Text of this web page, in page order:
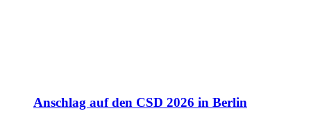
Anschlag auf den CSD 2026 in Berlin